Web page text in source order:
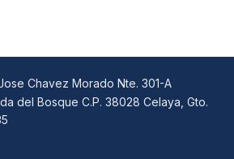
Chavez Morado Nte. 301-A
del Bosque C.P. 38028 Celaya, Gto.